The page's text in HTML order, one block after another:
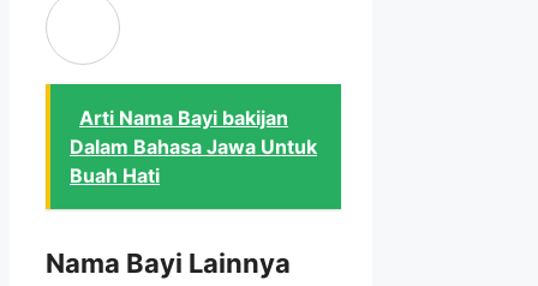
Arti Nama Bayi bakijan
Dalam Bahasa Jawa Untuk
Buah Hati
Nama Bayi Lainnya